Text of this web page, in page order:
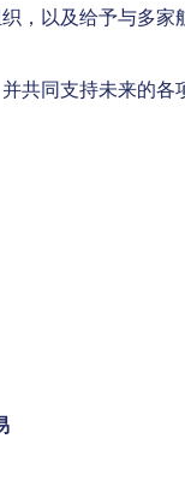
，以及给予与多
共同支持未来的各